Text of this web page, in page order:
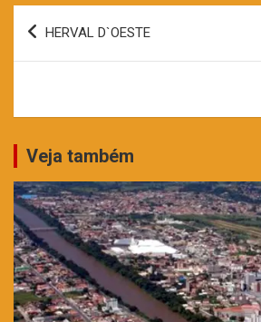
Navegação
de
HERVAL D`OESTE
Veja também